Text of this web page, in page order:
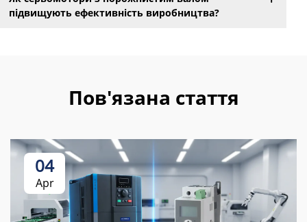
підвищують ефективність виробництва?
Пов'язана стаття
04
Apr